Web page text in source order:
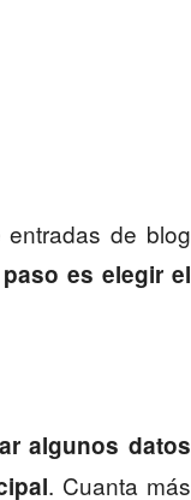
entradas de blog
es elegir el
algunos datos
. Cuanta más